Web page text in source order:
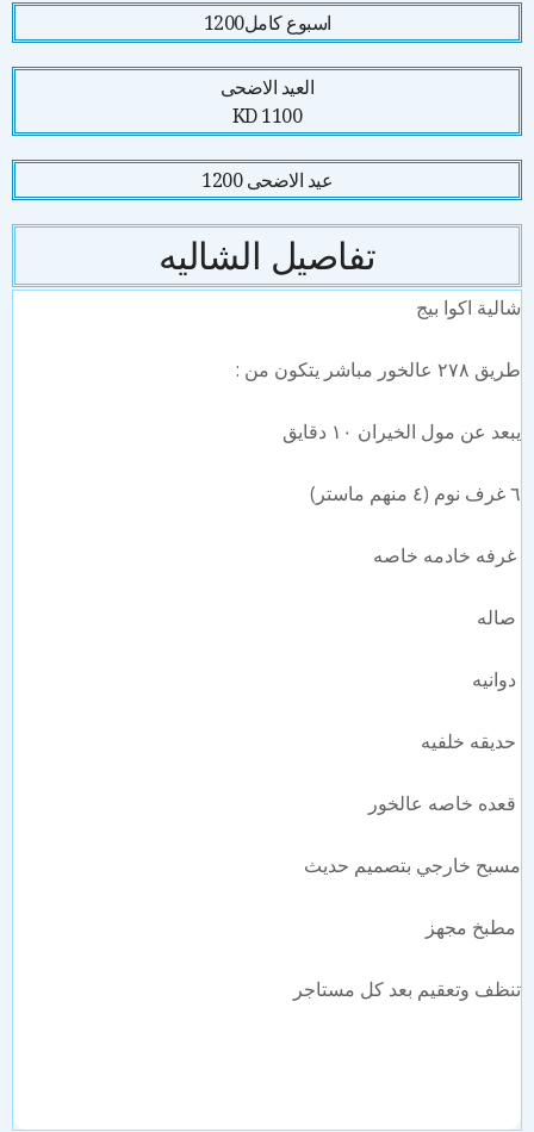
اسبوع كامل1200
العيد الاضحى
1100 KD
عيد الاضحى 1200
تفاصيل الشاليه
شالية اكوا بيج
طريق ٢٧٨ عالخور مباشر يتكون من :
يبعد عن مول الخيران ١٠ دقايق
٦ غرف نوم (٤ منهم ماستر)
غرفه خادمه خاصه
صاله
دوانيه
حديقه خلفيه
قعده خاصه عالخور
مسبح خارجي بتصميم حديث
مطبخ مجهز
تنظف وتعقيم بعد كل مستاجر